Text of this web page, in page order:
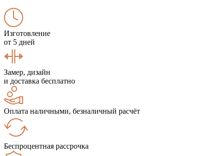
Изготовление
от 5 дней
Замер, дизайн
и доставка бесплатно
Оплата наличными, безналичный расчёт
Беспроцентная рассрочка